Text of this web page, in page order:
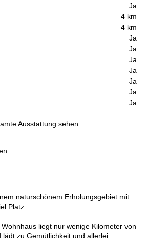
Ja
4 km
4 km
Ja
Ja
Ja
Ja
Ja
Ja
Ja
Ausstattung sehen
naturschönem Erholungsgebiet mit
Platz.
liegt nur wenige Kilometer von
zu Gemütlichkeit und allerlei